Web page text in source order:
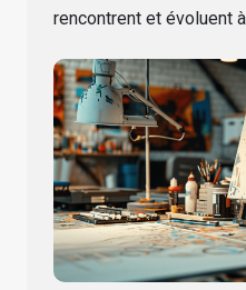
rencontrent et évoluent